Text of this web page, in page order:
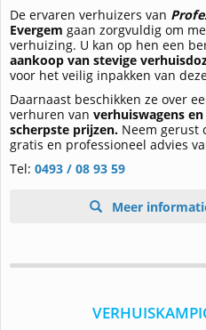
De ervaren verhuizers van
Evergem gaan zorgvuldig om
verhuizing. U kan op hen een
aankoop van stevige
voor het veilig inpakken van
Daarnaast beschikken ze over
verhuren van verhuiswagens
scherpste prijzen. Neem gerust
gratis en professioneel advies
Tel: 0493 / 08 93 59
Meer